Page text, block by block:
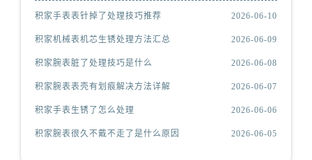
积家手表表针掉了处理技巧推荐 2026-06-10
积家机械表机芯生锈处理方法汇总 2026-06-09
积家腕表脏了处理技巧是什么 2026-06-08
积家腕表表壳有划痕解决方法详解 2026-06-07
积家手表生锈了怎么处理 2026-06-06
积家腕表很久不戴不走了是什么原因 2026-06-05